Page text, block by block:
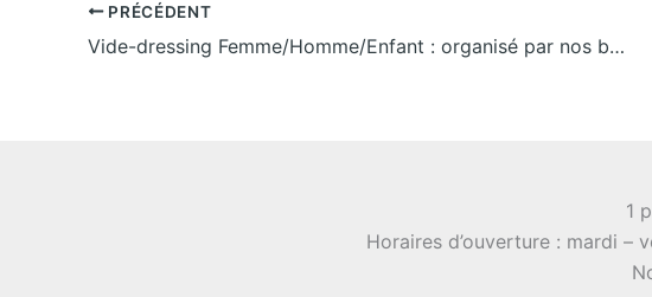
PRÉCÉDENT
Vide-dressing Femme/Homme/Enfant : organisé par nos bénévoles
1
Horaires d’ouverture : mardi –